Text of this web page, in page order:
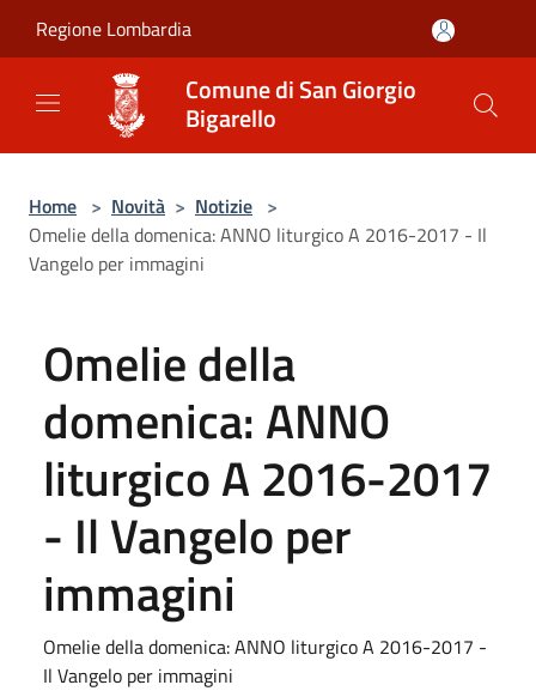
Regione Lombardia
Comune di San Giorgio
Bigarello
Home > Novità > Notizie >
Omelie della domenica: ANNO liturgico A 2016-2017 - Il
Vangelo per immagini
Omelie della
domenica: ANNO
liturgico A 2016-2017
- Il Vangelo per
immagini
Omelie della domenica: ANNO liturgico A 2016-2017 -
Il Vangelo per immagini